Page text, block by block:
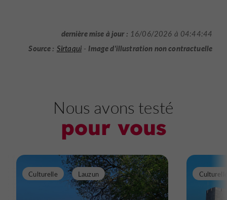
dernière mise à jour : 16/06/2026 à 04:44:44
Source : Sirtaqui-Image d'illustration non contractuelle
Nous avons testé
pour vous
Culturelle Lauzun